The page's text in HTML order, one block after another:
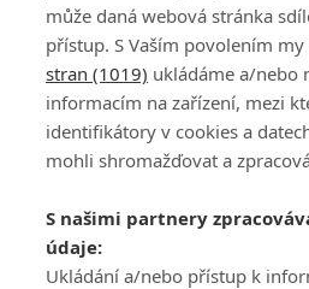
DISKUZE
Šéfredaktorkou webu jePetr Slavík,
Máte-li zájem o inzerci na našem
může daná webová stránka
přístup. S Vaším povolením my
stran (1019) ukládáme a/nebo
informacím na zařízení, mezi
identifikátory v cookies a
mohli shromažďovat a
S našimi partnery
údaje:
Ukládání a/nebo přístup k